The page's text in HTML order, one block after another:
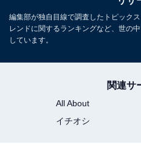
し、週刊誌、ネットニュースでテ
を執筆。編集プロダクション「ゆ
編集部が独自目線で調査したトピック
レンドに関するランキングなど、世の
しています。
関連サ
All About
イチオシ